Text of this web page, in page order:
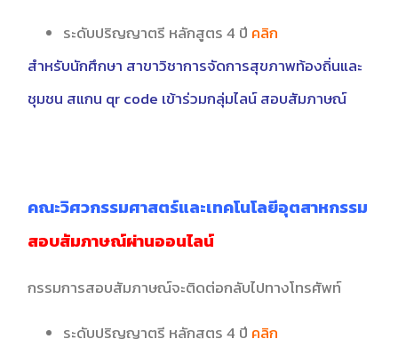
ระดับปริญญาตรี หลักสูตร 4 ปี คลิก
สำหรับนักศึกษา สาขาวิชาการจัดการสุขภาพท้องถิ่นและ
ชุมชน สแกน qr code เข้าร่วมกลุ่มไลน์ สอบสัมภาษณ์
คณะวิศวกรรมศาสตร์และเทคโนโลยีอุตสาหกรรม
สอบสัมภาษณ์ผ่านออนไลน์
กรรมการสอบสัมภาษณ์จะติดต่อกลับไปทางโทรศัพท์
ระดับปริญญาตรี หลักสูตร 4 ปี คลิก